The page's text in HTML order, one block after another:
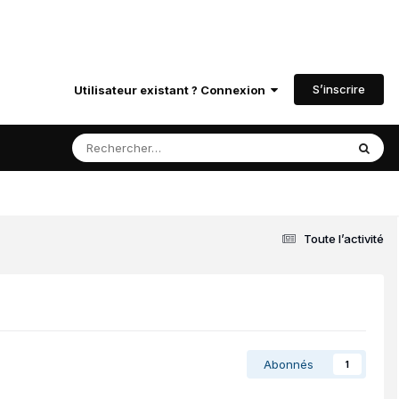
Utilisateur existant ? Connexion S’inscrire
Toute l’activité
Abonnés 1